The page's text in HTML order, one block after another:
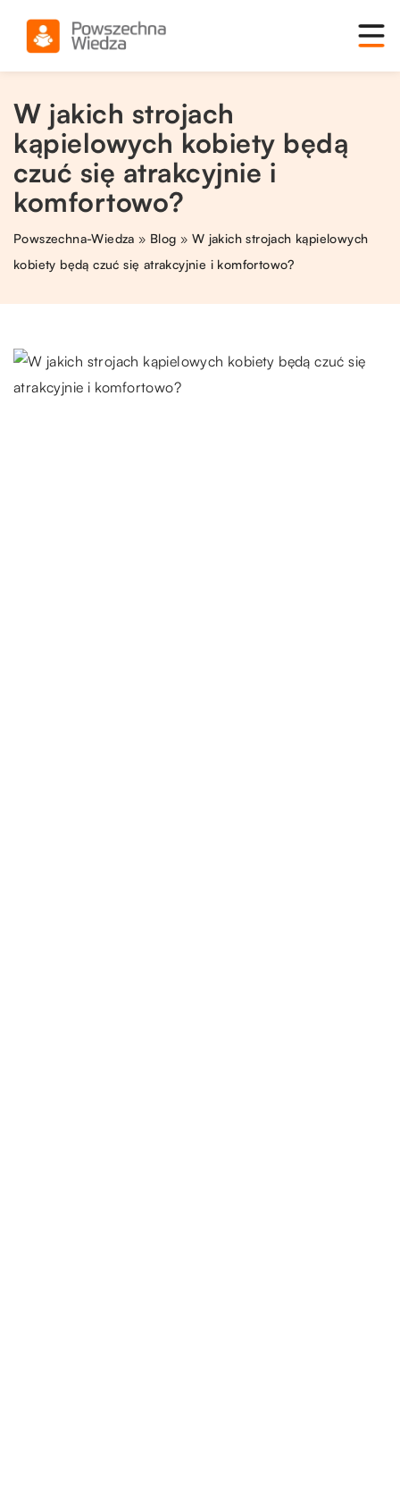
W jakich strojach
kąpielowych kobiety będą
czuć się atrakcyjnie i
komfortowo?
Powszechna-Wiedza » Blog » W jakich strojach kąpielowych
kobiety będą czuć się atrakcyjnie i komfortowo?